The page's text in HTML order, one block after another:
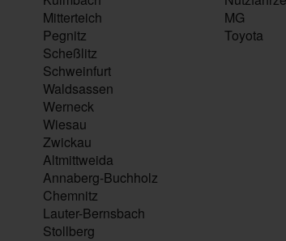
Mitterteich
Pegnitz
Scheßlitz
Schweinfurt
Waldsassen
Werneck
Wiesau
Zwickau
Altmittweida
Annaberg-Buchholz
Chemnitz
Lauter-Bernsbach
Stollberg
MG
Toyota